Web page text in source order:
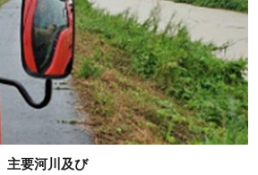
主要河川及び